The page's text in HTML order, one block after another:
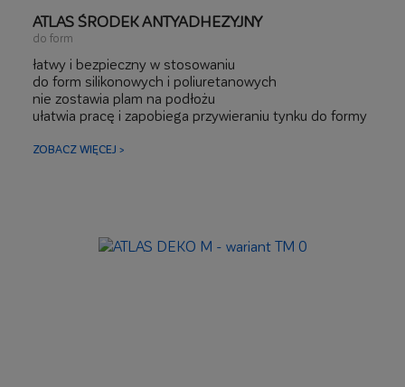
ATLAS ŚRODEK ANTYADHEZYJNY
do form
łatwy i bezpieczny w stosowaniu
do form silikonowych i poliuretanowych
nie zostawia plam na podłożu
ułatwia pracę i zapobiega przywieraniu tynku do formy
ZOBACZ WIĘCEJ >